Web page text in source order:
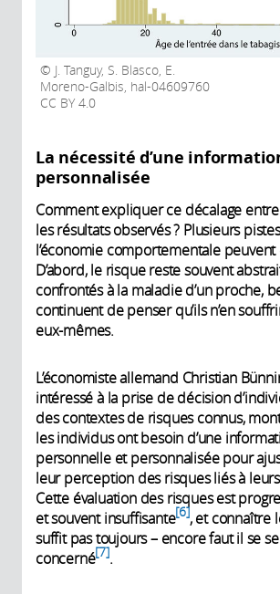
J. Tanguy, S. Blasco, E.
Moreno-Galbis, hal-04609760
CC BY 4.0
La nécessité d’une
personnalisée
Comment expliquer ce décalage
les résultats observés ? Plusieurs
l’économie comportementale peuvent
D’abord, le risque reste souvent
confrontés à la maladie d’un proche,
continuent de penser qu’ils n’en
eux-mêmes.
L’économiste allemand Christian
intéressé à la prise de décision
des contextes de risques connus,
les individus ont besoin d’une
personnelle et personnalisée pour
leur perception des risques liés à
Cette évaluation des risques est
et souvent insuffisante 6 , et connaître
suffit pas toujours – encore faut il se
concerné 7 .